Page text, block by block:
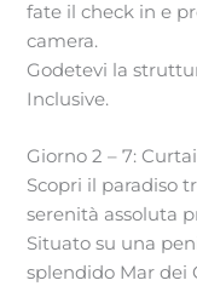
fate il check in e
camera.
Godetevi la
Inclusive.
Giorno 2 – 7:
Scopri il paradiso
serenità assoluta
Situato su una
splendido Mar dei